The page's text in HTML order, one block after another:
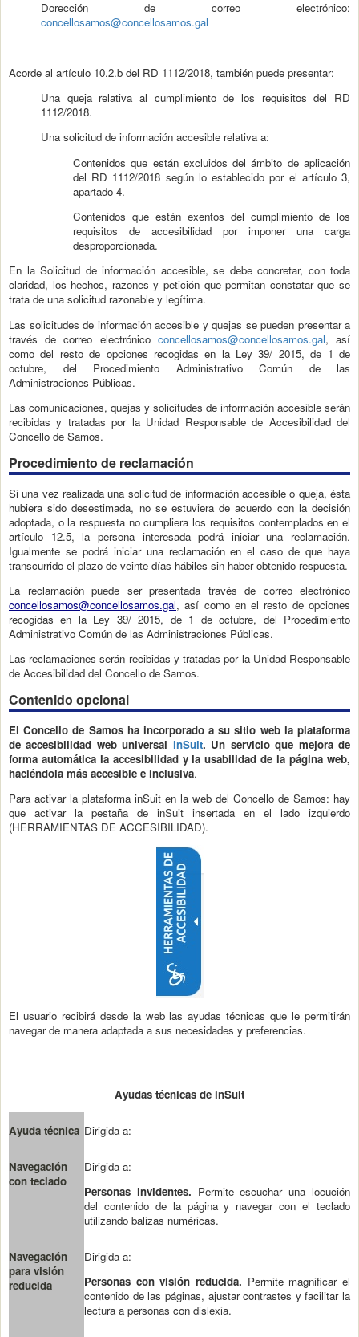
Dorección de correo electrónico:
concellosamos@concellosamos.gal
Acorde al artículo 10.2.b del RD 1112/2018, también puede presentar:
Una queja relativa al cumplimiento de los requisitos del RD
1112/2018.
Una solicitud de información accesible relativa a:
Contenidos que están excluidos del ámbito de aplicación
del RD 1112/2018 según lo establecido por el artículo 3,
apartado 4.
Contenidos que están exentos del cumplimiento de los
requisitos de accesibilidad por imponer una carga
desproporcionada.
En la Solicitud de información accesible, se debe concretar, con toda
claridad, los hechos, razones y petición que permitan constatar que se
trata de una solicitud razonable y legítima.
Las solicitudes de información accesible y quejas se pueden presentar a
través de correo electrónico concellosamos@concellosamos.gal, así
como del resto de opciones recogidas en la Ley 39/ 2015, de 1 de
octubre, del Procedimiento Administrativo Común de las
Administraciones Públicas.
Las comunicaciones, quejas y solicitudes de información accesible serán
recibidas y tratadas por la Unidad Responsable de Accesibilidad del
Concello de Samos.
Procedimiento de reclamación
Si una vez realizada una solicitud de información accesible o queja, ésta
hubiera sido desestimada, no se estuviera de acuerdo con la decisión
adoptada, o la respuesta no cumpliera los requisitos contemplados en el
artículo 12.5, la persona interesada podrá iniciar una reclamación.
Igualmente se podrá iniciar una reclamación en el caso de que haya
transcurrido el plazo de veinte días hábiles sin haber obtenido respuesta.
La reclamación puede ser presentada través de correo electrónico
concellosamos@concellosamos.gal, así como en el resto de opciones
recogidas en la Ley 39/ 2015, de 1 de octubre, del Procedimiento
Administrativo Común de las Administraciones Públicas.
Las reclamaciones serán recibidas y tratadas por la Unidad Responsable
de Accesibilidad del Concello de Samos.
Contenido opcional
El Concello de Samos ha incorporado a su sitio web la plataforma
de accesibilidad web universal inSuit. Un servicio que mejora de
forma automática la accesibilidad y la usabilidad de la página web,
haciéndola más accesible e inclusiva.
Para activar la plataforma inSuit en la web del Concello de Samos: hay
que activar la pestaña de inSuit insertada en el lado izquierdo
(HERRAMIENTAS DE ACCESIBILIDAD).
El usuario recibirá desde la web las ayudas técnicas que le permitirán
navegar de manera adaptada a sus necesidades y preferencias.
Ayudas técnicas de inSuit
Ayuda técnica Dirigida a:
Navegación
con teclado
Dirigida a:
Personas invidentes. Permite escuchar una locución
del contenido de la página y navegar con el teclado
utilizando balizas numéricas.
Navegación
para visión
reducida
Dirigida a:
Personas con visión reducida. Permite magnificar el
contenido de las páginas, ajustar contrastes y facilitar la
lectura a personas con dislexia.